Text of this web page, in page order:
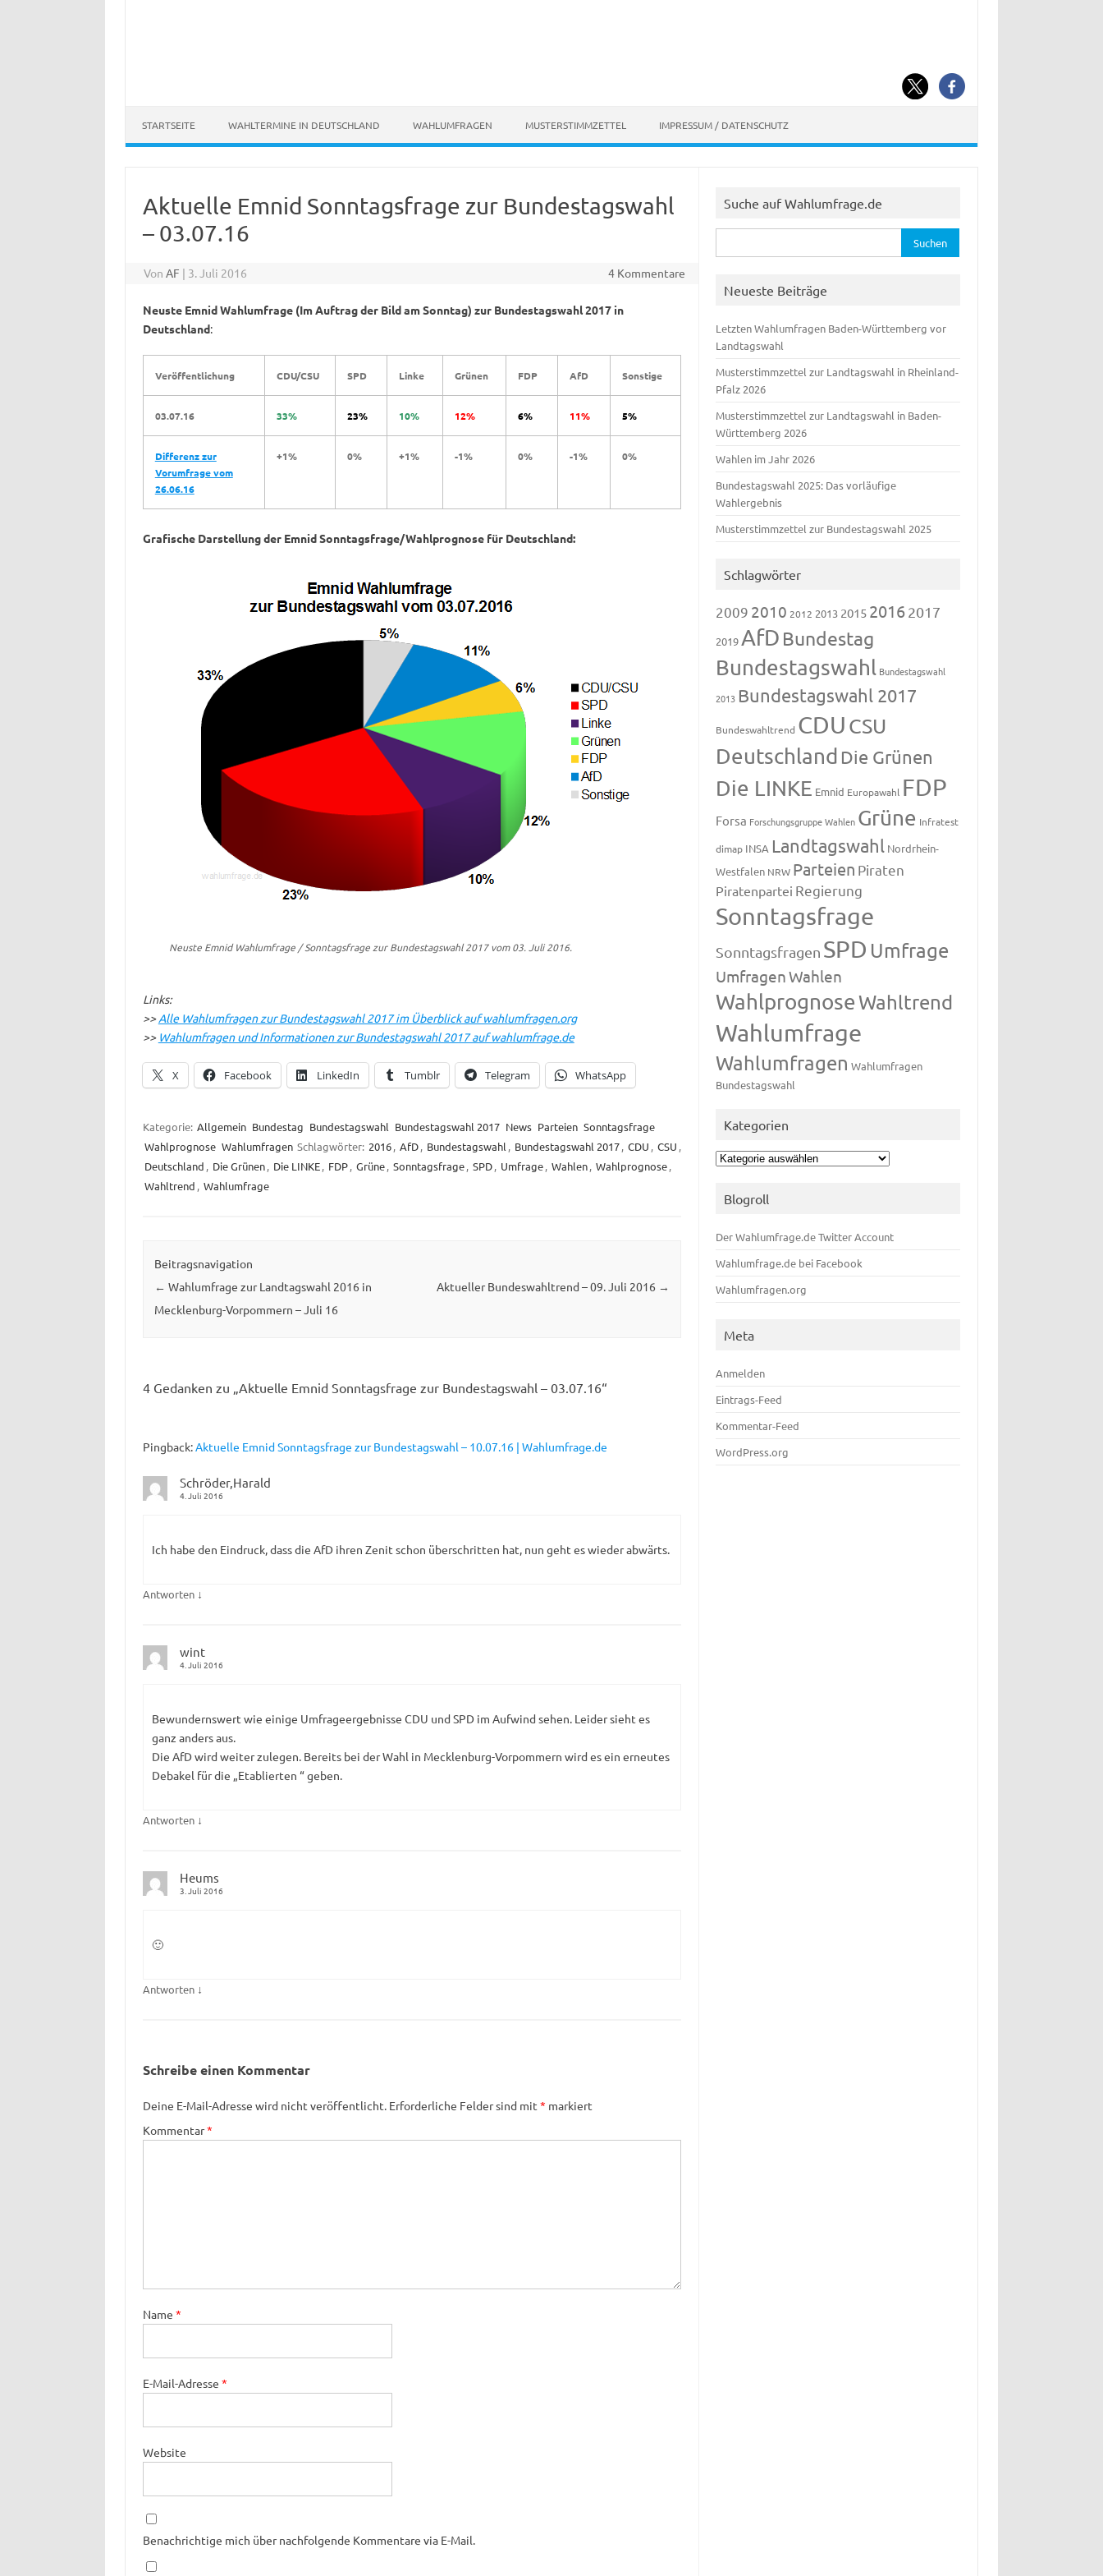
STARTSEITE WAHLTERMINE IN DEUTSCHLAND WAHLUMFRAGEN MUSTERSTIMMZETTEL IMPRESSUM / DATENSCHUTZ
Aktuelle Emnid Sonntagsfrage zur Bundestagswahl
– 03.07.16
VonAF | 3. Juli 2016 4 Kommentare
Neuste Emnid Wahlumfrage (Im Auftrag der Bild am Sonntag) zur Bundestagswahl 2017 in
Deutschland:
Veröffentlichung CDU/CSU SPD Linke Grünen FDP AfD Sonstige
03.07.16 33% 23% 10% 12% 6% 11% 5%
Differenz zur
Vorumfrage vom
26.06.16
+1% 0% +1% -1% 0% -1% 0%
Grafische Darstellung der Emnid Sonntagsfrage/Wahlprognose für Deutschland:
Neuste Emnid Wahlumfrage / Sonntagsfrage zur Bundestagswahl 2017 vom 03. Juli 2016.
Links:
>>Alle Wahlumfragen zur Bundestagswahl 2017 im Überblick auf wahlumfragen.org
>> Wahlumfragen und Informationen zur Bundestagswahl 2017 auf wahlumfrage.de
X Facebook LinkedIn Tumblr Telegram WhatsApp
Kategorie: Allgemein Bundestag Bundestagswahl Bundestagswahl 2017 News Parteien Sonntagsfrage
Wahlprognose Wahlumfragen Schlagwörter: 2016, AfD, Bundestagswahl , Bundestagswahl 2017, CDU , CSU ,
Deutschland , Die Grünen, Die LINKE, FDP, Grüne, Sonntagsfrage, SPD, Umfrage, Wahlen, Wahlprognose,
Wahltrend , Wahlumfrage
Beitragsnavigation
← Wahlumfrage zur Landtagswahl 2016 in
Mecklenburg-Vorpommern – Juli 16
Aktueller Bundeswahltrend – 09. Juli 2016 →
4 Gedanken zu „Aktuelle Emnid Sonntagsfrage zur Bundestagswahl – 03.07.16“
Pingback:Aktuelle Emnid Sonntagsfrage zur Bundestagswahl – 10.07.16 | Wahlumfrage.de
Schröder,Harald
4. Juli 2016
Ich habe den Eindruck, dass die AfD ihren Zenit schon überschritten hat, nun geht es wieder abwärts.
Antworten ↓
wint
4. Juli 2016
Bewundernswert wie einige Umfrageergebnisse CDU und SPD im Aufwind sehen. Leider sieht es
ganz anders aus.
Die AfD wird weiter zulegen. Bereits bei der Wahl in Mecklenburg-Vorpommern wird es ein erneutes
Debakel für die „Etablierten “ geben.
Antworten ↓
Heums
3. Juli 2016
🙂
Antworten ↓
Schreibe einen Kommentar
Deine E-Mail-Adresse wird nicht veröffentlicht. Erforderliche Felder sind mit * markiert
Kommentar*
Name *
E-Mail-Adresse *
Website
Benachrichtige mich über nachfolgende Kommentare via E-Mail.
Suche auf Wahlumfrage.de
nach:
Neueste Beiträge
Letzten Wahlumfragen Baden-Württemberg vor
Landtagswahl
Musterstimmzettel zur Landtagswahl in Rheinland-
Pfalz 2026
Musterstimmzettel zur Landtagswahl in Baden-
Württemberg 2026
Wahlen im Jahr 2026
Bundestagswahl 2025: Das vorläufige
Wahlergebnis
Musterstimmzettel zur Bundestagswahl 2025
Schlagwörter
2009 2010 2012 2013 2015 20162017
2019AfD Bundestag
Bundestagswahl Bundestagswahl
2013 Bundestagswahl 2017
Bundeswahltrend CDUCSU
Deutschland Die Grünen
Die LINKE Emnid Europawahl FDP
Forsa Forschungsgruppe Wahlen Grüne Infratest
dimap INSA Landtagswahl Nordrhein-
Westfalen NRW Parteien Piraten
Piratenpartei Regierung
Sonntagsfrage
Sonntagsfragen SPD Umfrage
UmfragenWahlen
WahlprognoseWahltrend
Wahlumfrage
Wahlumfragen Wahlumfragen
Bundestagswahl
Kategorien
Kategorien
Blogroll
Der Wahlumfrage.de Twitter Account
Wahlumfrage.de bei Facebook
Wahlumfragen.org
Meta
Anmelden
Eintrags-Feed
Kommentar-Feed
WordPress.org